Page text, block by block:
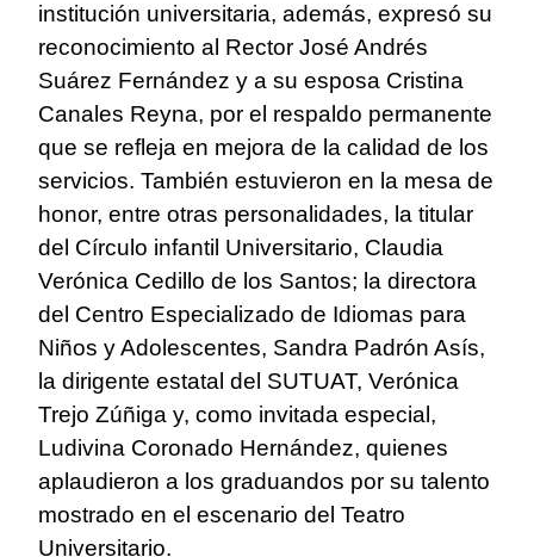
institución universitaria, además, expresó su
reconocimiento al Rector José Andrés
Suárez Fernández y a su esposa Cristina
Canales Reyna, por el respaldo permanente
que se refleja en mejora de la calidad de los
servicios. También estuvieron en la mesa de
honor, entre otras personalidades, la titular
del Círculo infantil Universitario, Claudia
Verónica Cedillo de los Santos; la directora
del Centro Especializado de Idiomas para
Niños y Adolescentes, Sandra Padrón Asís,
la dirigente estatal del SUTUAT, Verónica
Trejo Zúñiga y, como invitada especial,
Ludivina Coronado Hernández, quienes
aplaudieron a los graduandos por su talento
mostrado en el escenario del Teatro
Universitario.